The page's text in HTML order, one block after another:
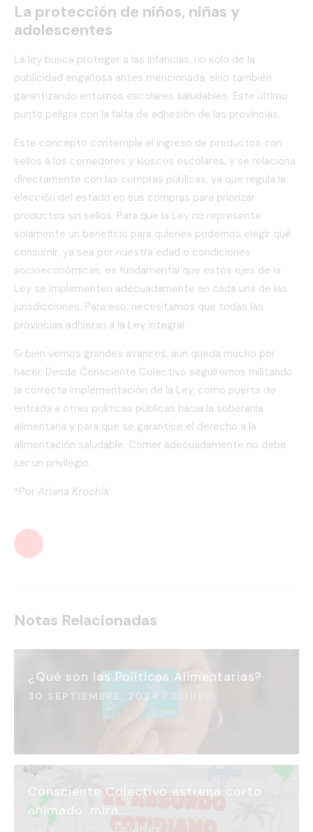
La protección de niños, niñas y
adolescentes
La ley busca proteger a las infancias, no solo de la
publicidad engañosa antes mencionada, sino también
garantizando entornos escolares saludables. Este último
punto peligra con la falta de adhesión de las provincias.
Este concepto contempla el ingreso de productos con
sellos a los comedores y kioscos escolares, y se relaciona
directamente con las compras públicas, ya que regula la
elección del estado en sus compras para priorizar
productos sin sellos. Para que la Ley no represente
solamente un beneficio para quienes podemos elegir qué
consumir, ya sea por nuestra edad o condiciones
socioeconómicas, es fundamental que estos ejes de la
Ley se implementen adecuadamente en cada una de las
jurisdicciones. Para eso, necesitamos que todas las
provincias adhieran a la Ley integral.
Si bien vemos grandes avances, aún queda mucho por
hacer. Desde Consciente Colectivo seguiremos militando
la correcta implementación de la Ley, como puerta de
entrada a otras políticas públicas hacia la soberanía
alimentaria y para que se garantice el derecho a la
alimentación saludable. Comer adecuadamente no debe
ser un privilegio.
*Por Ariana Krochik
Notas Relacionadas
¿Qué son las Políticas Alimentarias?
30 SEPTIEMBRE, 2024 SLIDER
Consciente Colectivo estrena corto
animado: mirá ...